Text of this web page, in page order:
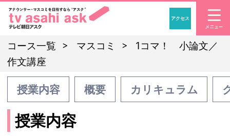
「アナウンサー・マ
アクセス
コース一覧 マスコミ
1コマ！ 小論文／
作文講座
授業内容 概要 カリキュラム
授業内容